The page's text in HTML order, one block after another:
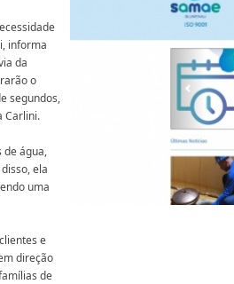
informa
da
o
segundos,
Carlini.
de água,
ela
uma
e
direção
de